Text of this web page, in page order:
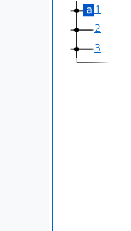
1
2
3